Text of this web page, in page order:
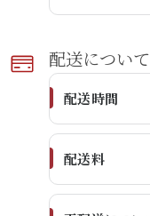
配送に​ついて​
配送時間
配送料